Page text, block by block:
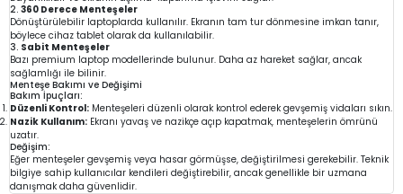
2. 360 Derece Menteşeler
Dönüştürülebilir laptoplarda kullanılır. Ekranın tam tur dönmesine imkan tanır,
böylece cihaz tablet olarak da kullanılabilir.
3. Sabit Menteşeler
Bazı premium laptop modellerinde bulunur. Daha az hareket sağlar, ancak
sağlamlığı ile bilinir.
Menteşe Bakımı ve Değişimi
Bakım İpuçları:
Düzenli Kontrol: Menteşeleri düzenli olarak kontrol ederek gevşemiş vidaları sıkın.
Nazik Kullanım: Ekranı yavaş ve nazikçe açıp kapatmak, menteşelerin ömrünü
uzatır.
Değişim:
Eğer menteşeler gevşemiş veya hasar görmüşse, değiştirilmesi gerekebilir. Teknik
bilgiye sahip kullanıcılar kendileri değiştirebilir, ancak genellikle bir uzmana
danışmak daha güvenlidir.